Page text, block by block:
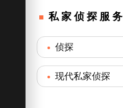
私家侦探服务
侦探
现代私家侦探